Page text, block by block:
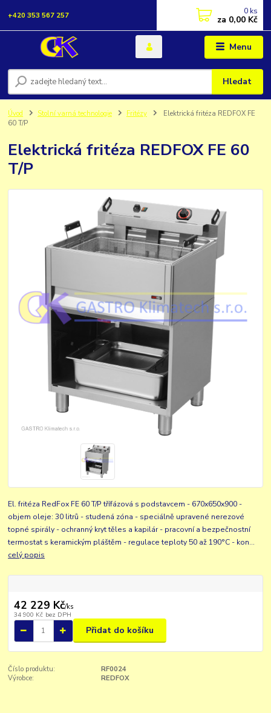
Menu
Hledat
+420 353 567 257 0 ks
za 0,00 Kč
Úvod Stolní varná technologie Fritézy
Elektrická fritéza REDFOX FE
60 T/P
Elektrická fritéza REDFOX FE 60
T/P
El. fritéza RedFox FE 60 T/P třífázová s podstavcem - 670x650x900 -
objem oleje: 30 litrů - studená zóna - speciálně upravené nerezové
topné spirály - ochranný kryt těles a kapilár - pracovní a bezpečnostní
termostat s keramickým pláštěm - regulace teploty 50 až 190°C - kon...
celý popis
42 229 Kč/ks
34 900 Kč bez DPH
Přidat do košíku
Číslo produktu:
RF0024
Výrobce:
REDFOX